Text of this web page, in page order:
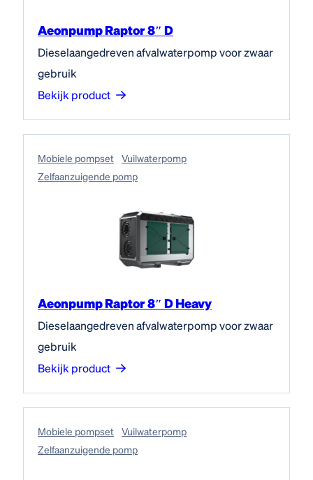
Aeonpump Raptor 8″ D
Dieselaangedreven afvalwaterpomp voor zwaar
gebruik
Bekijk product
Mobiele pompset
Vuilwaterpomp
Zelfaanzuigende pomp
Aeonpump Raptor 8″ D Heavy
Dieselaangedreven afvalwaterpomp voor zwaar
gebruik
Bekijk product
Mobiele pompset
Vuilwaterpomp
Zelfaanzuigende pomp